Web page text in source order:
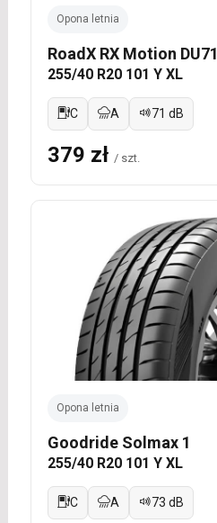
Opona letnia
RoadX RX Motion DU71
255/40 R20 101 Y XL
C A 71 dB
379 zł / szt.
Opona letnia
Goodride Solmax 1
255/40 R20 101 Y XL
C A 73 dB